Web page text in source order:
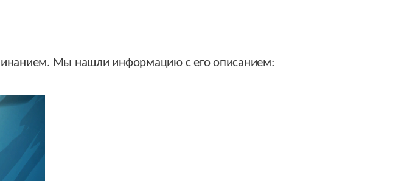
Мы нашли информацию с его описанием: